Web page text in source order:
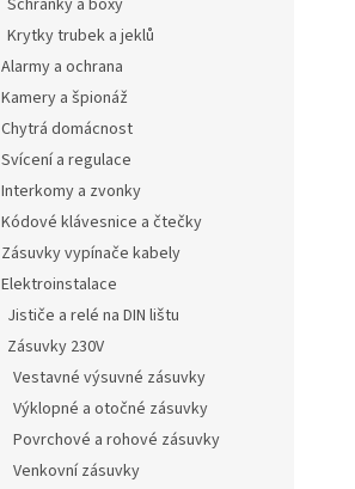
Schránky a boxy
Krytky trubek a jeklů
Alarmy a ochrana
Kamery a špionáž
Chytrá domácnost
Svícení a regulace
Interkomy a zvonky
Kódové klávesnice a čtečky
Zásuvky vypínače kabely
Elektroinstalace
Jističe a relé na DIN lištu
Zásuvky 230V
Vestavné výsuvné zásuvky
Výklopné a otočné zásuvky
Povrchové a rohové zásuvky
Venkovní zásuvky